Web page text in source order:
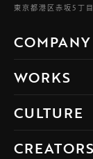
東京都港区赤坂5丁
COMPANY
WORKS
CULTURE
CREATORS